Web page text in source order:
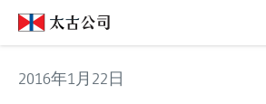
2016年1月22日